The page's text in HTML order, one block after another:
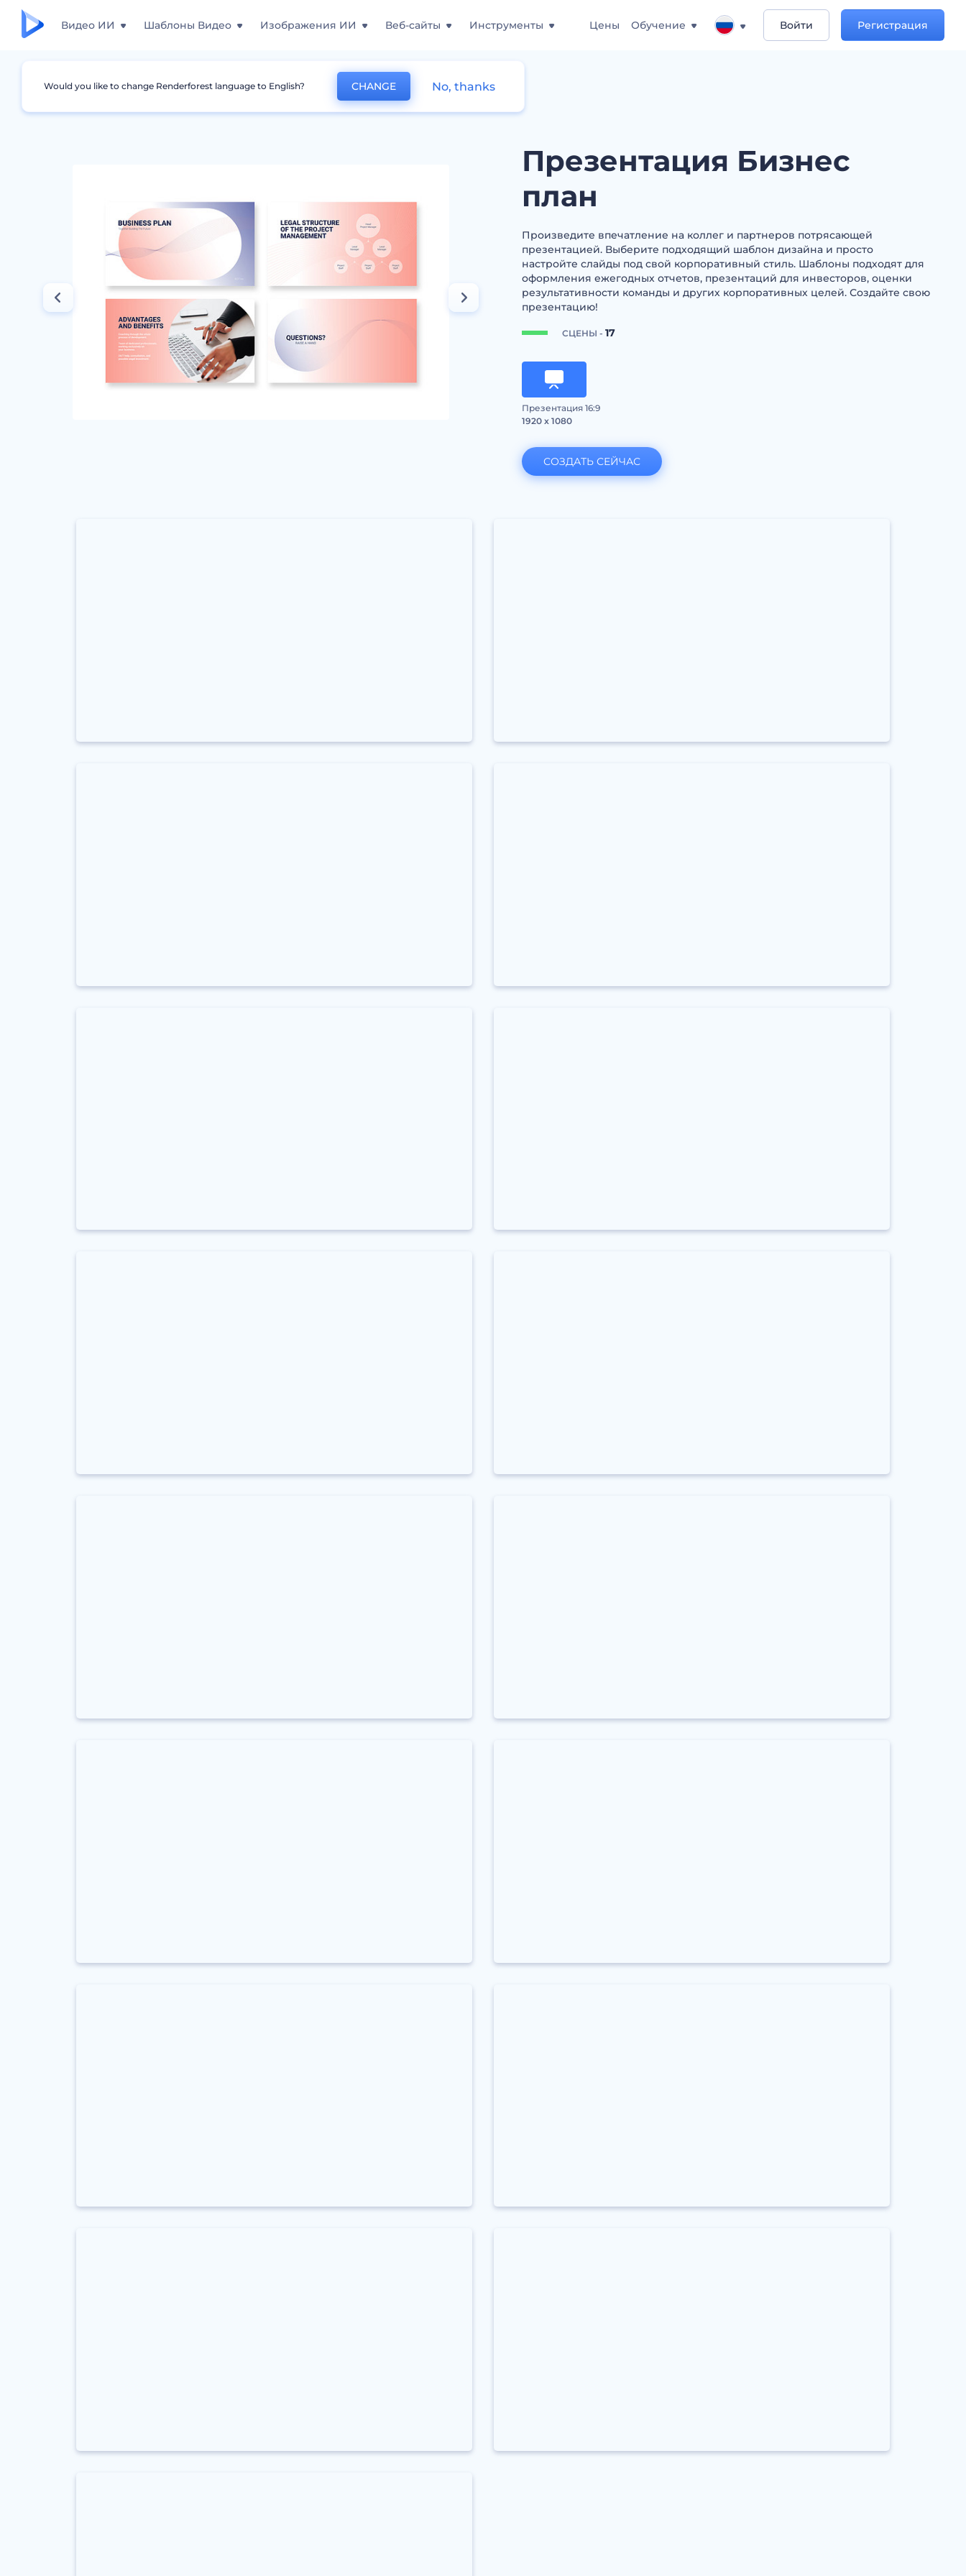
Видео ИИ Шаблоны Видео Изображения ИИ Веб-сайты Инструменты Цены Обучение Войти Регистрация
Дизайны Презентации Презентация Бизнес план
Презентация Бизнес
план
Произведите впечатление на коллег и партнеров потрясающей
презентацией. Выберите подходящий шаблон дизайна и просто
настройте слайды под свой корпоративный стиль. Шаблоны подходят для
оформления ежегодных отчетов, презентаций для инвесторов, оценки
результативности команды и других корпоративных целей. Создайте свою
презентацию!
СЦЕНЫ - 17
Презентация 16:9
1920 x 1080
СОЗДАТЬ СЕЙЧАС
Would you like to change Renderforest language to English? CHANGE No, thanks